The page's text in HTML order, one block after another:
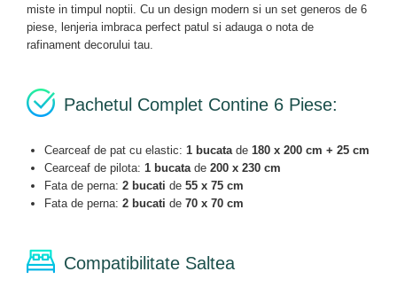
miste in timpul noptii. Cu un design modern si un set generos de 6
piese, lenjeria imbraca perfect patul si adauga o nota de
rafinament decorului tau.
Pachetul Complet Contine 6 Piese:
Cearceaf de pat cu elastic: 1 bucata de 180 x 200 cm + 25 cm
Cearceaf de pilota: 1 bucata de 200 x 230 cm
Fata de perna: 2 bucati de 55 x 75 cm
Fata de perna: 2 bucati de 70 x 70 cm
Compatibilitate Saltea